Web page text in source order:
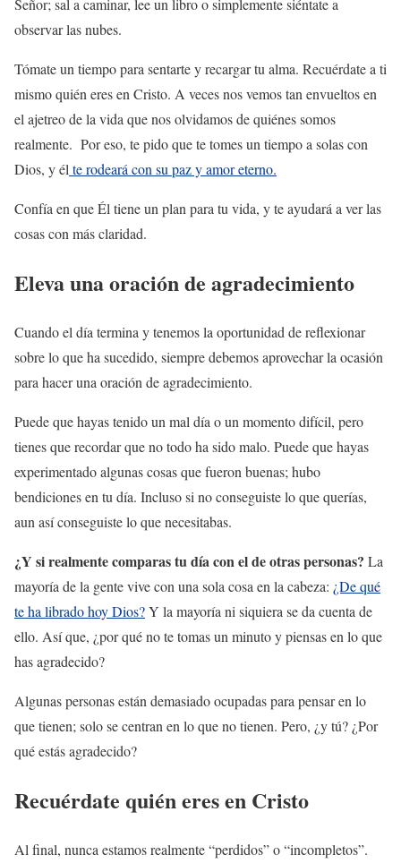
Señor; sal a caminar, lee un libro o simplemente siéntate a
observar las nubes.
Tómate un tiempo para sentarte y recargar tu alma. Recuérdate a ti
mismo quién eres en Cristo. A veces nos vemos tan envueltos en
el ajetreo de la vida que nos olvidamos de quiénes somos
realmente. Por eso, te pido que te tomes un tiempo a solas con
Dios, y élte rodeará con su paz y amor eterno.
Confía en que Él tiene un plan para tu vida, y te ayudará a ver las
cosas con más claridad.
Eleva una oración de agradecimiento
Cuando el día termina y tenemos la oportunidad de reflexionar
sobre lo que ha sucedido, siempre debemos aprovechar la ocasión
para hacer una oración de agradecimiento.
Puede que hayas tenido un mal día o un momento difícil, pero
tienes que recordar que no todo ha sido malo. Puede que hayas
experimentado algunas cosas que fueron buenas; hubo
bendiciones en tu día. Incluso si no conseguiste lo que querías,
aun así conseguiste lo que necesitabas.
¿Y si realmente comparas tu día con el de otras personas? La
mayoría de la gente vive con una sola cosa en la cabeza: ¿De qué
te ha librado hoy Dios?Y la mayoría ni siquiera se da cuenta de
ello. Así que, ¿por qué no te tomas un minuto y piensas en lo que
has agradecido?
Algunas personas están demasiado ocupadas para pensar en lo
que tienen; solo se centran en lo que no tienen. Pero, ¿y tú? ¿Por
qué estás agradecido?
Recuérdate quién eres en Cristo
Al final, nunca estamos realmente “perdidos” o “incompletos”.